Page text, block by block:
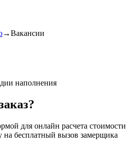
→Вакансии
наполнения
для онлайн расчета стоимости
на бесплатный вызов замерщика